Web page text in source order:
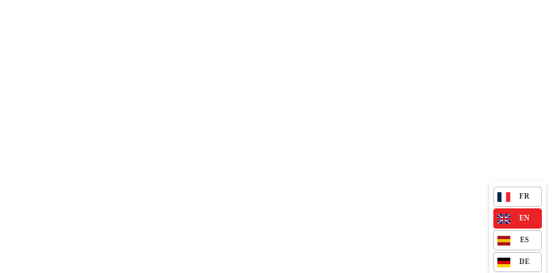
FR
EN
ES
DE